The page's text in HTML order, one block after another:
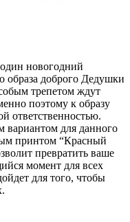
новогодний
образа доброго Дедушки
трепетом ждут
поэтому к образу
ответственностью.
вариантом для данного
принтом “Красный
превратить ваше
момент для всех
для того, чтобы